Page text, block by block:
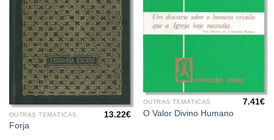
OUTRAS TEMÁTICAS
Forja
13.22€
OUTRAS TEMÁTICAS
O Valor Divino Humano
7.41€